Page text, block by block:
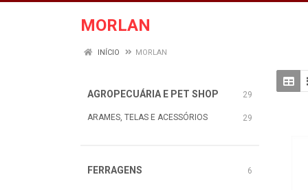
MORLAN
INÍCIO MORLAN
AGROPECUÁRIA E PET SHOP 29
ARAMES, TELAS E ACESSÓRIOS 29
FERRAGENS 6